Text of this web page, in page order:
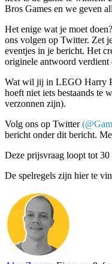
Bros Games en we geven
Het enige wat je moet
ons volgen op Twitter. Zet
eventjes in je bericht. Het
originele antwoord verdient
Wat wil jij in LEGO Harry
hoeft niet iets bestaands te
verzonnen zijn).
Volg ons op Twitter
bericht onder dit bericht.
Deze prijsvraag loopt tot 30
De spelregels zijn hierte